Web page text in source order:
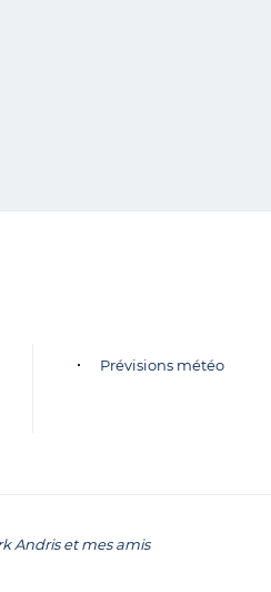
Prévisions météo
Andris et mes amis